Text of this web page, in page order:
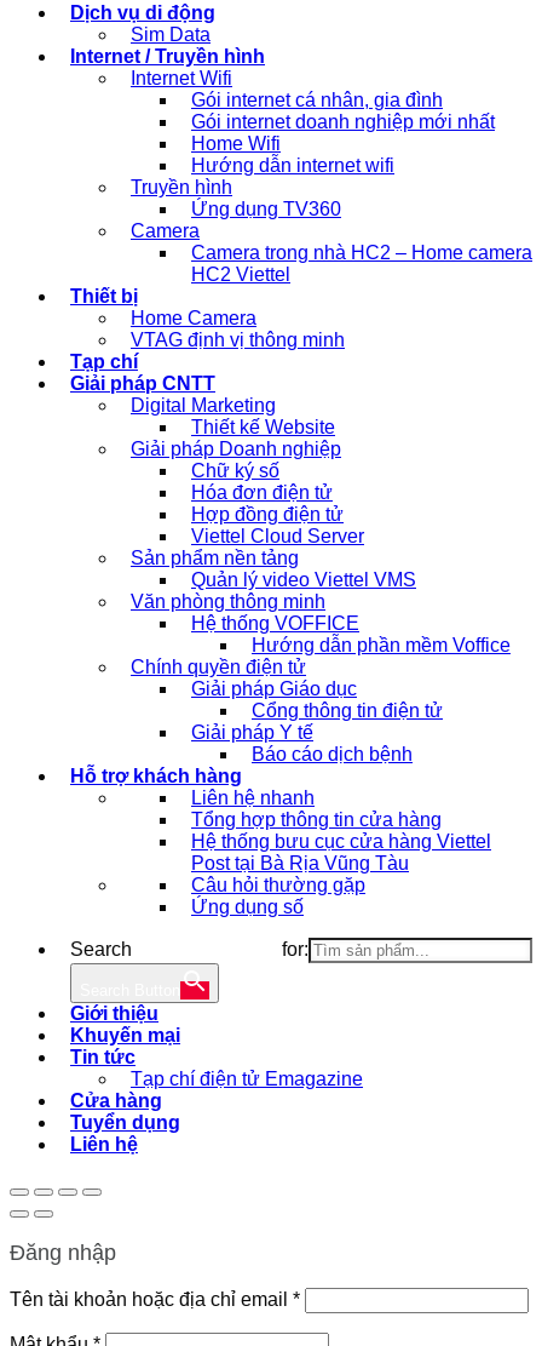
Dịch vụ di động
Sim Data
Internet / Truyền hình
Internet Wifi
Gói internet cá nhân, gia đình
Gói internet doanh nghiệp mới nhất
Home Wifi
Hướng dẫn internet wifi
Truyền hình
Ứng dụng TV360
Camera
Camera trong nhà HC2 – Home camera
HC2 Viettel
Thiết bị
Home Camera
VTAG định vị thông minh
Tạp chí
Giải pháp CNTT
Digital Marketing
Thiết kế Website
Giải pháp Doanh nghiệp
Chữ ký số
Hóa đơn điện tử
Hợp đồng điện tử
Viettel Cloud Server
Sản phẩm nền tảng
Quản lý video Viettel VMS
Văn phòng thông minh
Hệ thống VOFFICE
Hướng dẫn phần mềm Voffice
Chính quyền điện tử
Giải pháp Giáo dục
Cổng thông tin điện tử
Giải pháp Y tế
Báo cáo dịch bệnh
Hỗ trợ khách hàng
Liên hệ nhanh
Tổng hợp thông tin cửa hàng
Hệ thống bưu cục cửa hàng Viettel
Post tại Bà Rịa Vũng Tàu
Câu hỏi thường gặp
Ứng dụng số
Search for:
Giới thiệu
Khuyến mại
Tin tức
Tạp chí điện tử Emagazine
Cửa hàng
Tuyển dụng
Liên hệ
Đăng nhập
Tên tài khoản hoặc địa chỉ email *Bắt
buộc
Bắt